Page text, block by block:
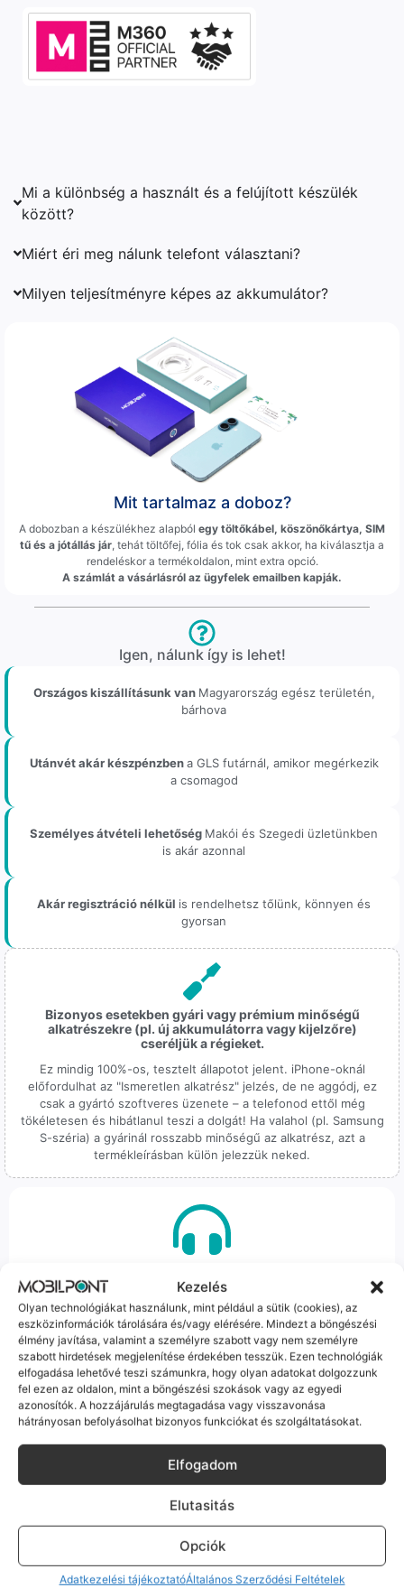
Kezelés
Olyan technológiákat használunk, mint például a sütik (cookies), az
eszközinformációk tárolására és/vagy elérésére. Mindezt a böngészési
élmény javítása, valamint a személyre szabott vagy nem személyre
szabott hirdetések megjelenítése érdekében tesszük. Ezen technológiák
elfogadása lehetővé teszi számunkra, hogy olyan adatokat dolgozzunk
fel ezen az oldalon, mint a böngészési szokások vagy az egyedi
azonosítók. A hozzájárulás megtagadása vagy visszavonása
hátrányosan befolyásolhat bizonyos funkciókat és szolgáltatásokat.
Elfogadom
Elutasitás
Opciók
Adatkezelési tájékoztatóÁltalános Szerződési Feltételek
Mi a különbség a használt és a felújított készülék
között?
Miért éri meg nálunk telefont választani?
Milyen teljesítményre képes az akkumulátor?
Mit tartalmaz a doboz?
A dobozban a készülékhez alapból egy töltőkábel, köszönőkártya, SIM
tű és a jótállás jár , tehát töltőfej, fólia és tok csak akkor, ha kiválasztja a
rendeléskor a termékoldalon, mint extra opció.
A számlát a vásárlásról az ügyfelek emailben kapják.
Igen, nálunk így is lehet!
Országos kiszállításunk van Magyarország egész területén,
bárhova
Utánvét akár készpénzbena GLS futárnál, amikor megérkezik
a csomagod
Személyes átvételi lehetőség Makói és Szegedi üzletünkben
is akár azonnal
Akár regisztráció nélkül is rendelhetsz tőlünk, könnyen és
gyorsan
Bizonyos esetekben gyári vagy prémium minőségű
alkatrészekre (pl. új akkumulátorra vagy kijelzőre)
cseréljük a régieket.
Ez mindig 100%-os, tesztelt állapotot jelent. iPhone-oknál
előfordulhat az "Ismeretlen alkatrész" jelzés, de ne aggódj, ez
csak a gyártó szoftveres üzenete – a telefonod ettől még
tökéletesen és hibátlanul teszi a dolgát! Ha valahol (pl. Samsung
S-széria) a gyárinál rosszabb minőségű az alkatrész, azt a
termékleírásban külön jelezzük neked.
Sok éve a szegedi piac meghatározó szereplői vagyunk.
Nem egy arctalan webshop vagyunk: ha kérdésed van, élő
ember veszi fel a telefont, és személyesen is megtalálsz
minket Szegeden.
Korrekt Ügyintézés
Ha ritkán előfordul egy hiba, nem kifogásokat keresünk,
hanem megoldást. Szakértő kollégáink azonnal kézbe
veszik az ügyedet.